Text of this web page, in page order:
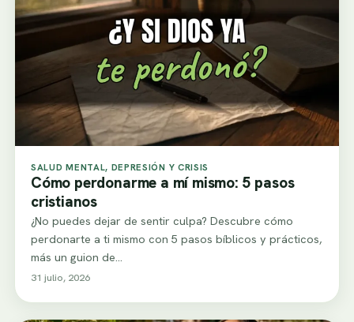
SALUD MENTAL, DEPRESIÓN Y CRISIS
Cómo perdonarme a mí mismo: 5 pasos
cristianos
¿No puedes dejar de sentir culpa? Descubre cómo
perdonarte a ti mismo con 5 pasos bíblicos y prácticos,
más un guion de…
31 julio, 2026